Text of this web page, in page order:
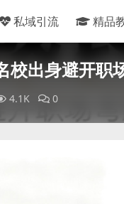
私域引流 精品
出身避开职
4.1K 0